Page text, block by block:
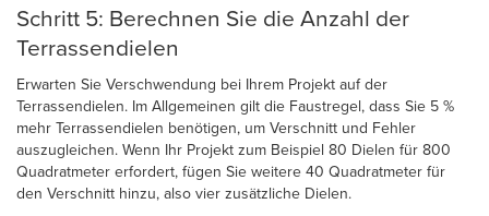
Schritt 5: Berechnen Sie die Anzahl der
Terrassendielen
Erwarten Sie Verschwendung bei Ihrem Projekt auf der
Terrassendielen. Im Allgemeinen gilt die Faustregel, dass Sie 5 %
mehr Terrassendielen benötigen, um Verschnitt und Fehler
auszugleichen. Wenn Ihr Projekt zum Beispiel 80 Dielen für 800
Quadratmeter erfordert, fügen Sie weitere 40 Quadratmeter für
den Verschnitt hinzu, also vier zusätzliche Dielen.